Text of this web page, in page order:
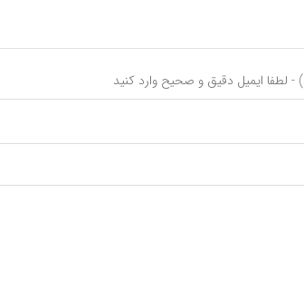
- لطفا ایمیل دقیق و صحیح وارد کنید